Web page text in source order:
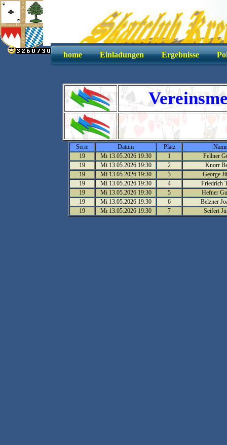
home Einladungen Ergebnisse
Serie Datum Platz
Name
19
Mi 13.05.2026 19:30 1
Fellner
19
Mi 13.05.2026 19:30 2
Knorr
19
Mi 13.05.2026 19:30 3
George
19
Mi 13.05.2026 19:30 4
Friedrich
19
Mi 13.05.2026 19:30 5
Hefner
19
Mi 13.05.2026 19:30 6
Belzner
19
Mi 13.05.2026 19:30 7 Seifert